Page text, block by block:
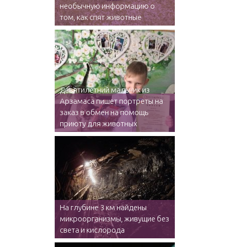
необычную информацию о
том, как спят животные
Девятилетний мальчик из
Арзамаса пишет портреты на
заказ в обмен на помощь
приюту для животных
На глубине 3 км найдены
микроорганизмы, живущие без
света и кислорода